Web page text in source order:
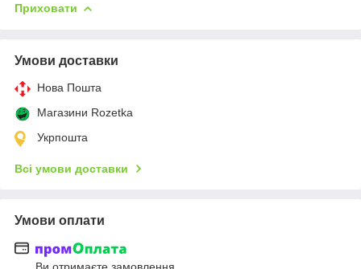
Приховати
Умови доставки
Нова Пошта
Магазини Rozetka
Укрпошта
Всі умови доставки
Умови оплати